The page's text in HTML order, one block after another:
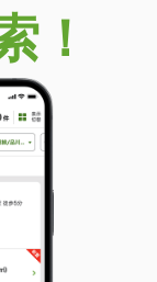
！